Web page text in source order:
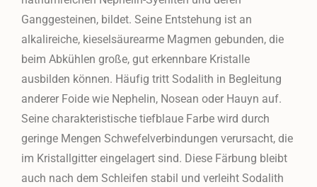
Ganggesteinen, bildet. Seine Entstehung ist an
alkalireiche, kieselsäurearme Magmen gebunden, die
beim Abkühlen große, gut erkennbare Kristalle
ausbilden können. Häufig tritt Sodalith in Begleitung
anderer Foide wie Nephelin, Nosean oder Hauyn auf.
Seine charakteristische tiefblaue Farbe wird durch
geringe Mengen Schwefelverbindungen verursacht, die
im Kristallgitter eingelagert sind. Diese Färbung bleibt
auch nach dem Schleifen stabil und verleiht Sodalith